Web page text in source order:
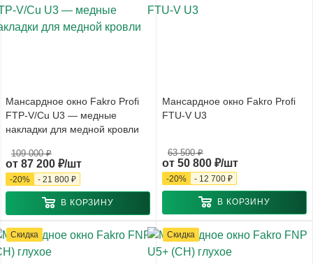
Мансардное окно Fakro Profi
FTP-V/Cu U3 — медные
накладки для медной кровли
от 87 200 ₽/шт
109 000 ₽
-20% - 21 800 ₽
В КОРЗИНУ
Мансардное окно Fakro Profi
FTU-V U3
от 50 800 ₽/шт
63 500 ₽
-20% - 12 700 ₽
В КОРЗИНУ
Скидка Скидка